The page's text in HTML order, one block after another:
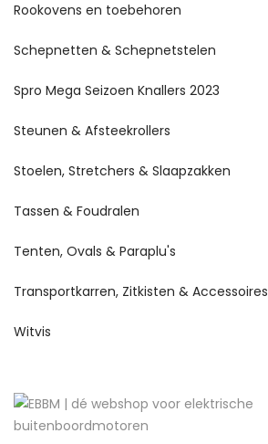
Rookovens en toebehoren
Schepnetten & Schepnetstelen
Spro Mega Seizoen Knallers 2023
Steunen & Afsteekrollers
Stoelen, Stretchers & Slaapzakken
Tassen & Foudralen
Tenten, Ovals & Paraplu's
Transportkarren, Zitkisten & Accessoires
Witvis